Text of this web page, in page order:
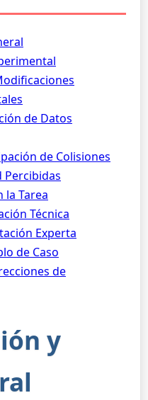
de Datos
de Colisiones
Percibidas
la Tarea
Técnica
Experta
de Caso
de
y